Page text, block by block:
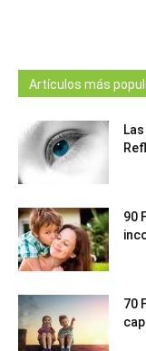
Artículos más
90
70